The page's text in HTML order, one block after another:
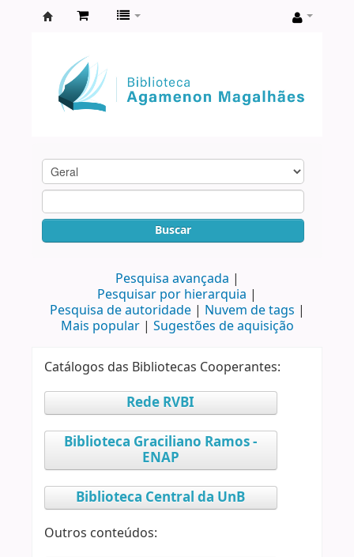
Agamenon
Magalhães
Buscar
Pesquisa avançada
Pesquisar por hierarquia
Pesquisa de autoridade
Nuvem de tags
Mais popular
Sugestões de aquisição
Catálogos das Bibliotecas Cooperantes:
Rede RVBI
Biblioteca Graciliano Ramos -
ENAP
Biblioteca Central da UnB
Outros conteúdos: